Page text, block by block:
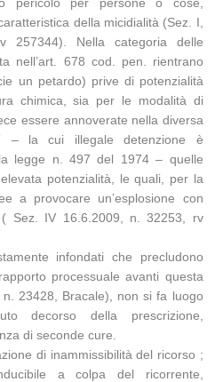
della micidialità (Sez. I,
257344). Nella categoria delle
nell’art. 678 cod. pen. rientrano
un petardo) prive di potenzialità
chimica, sia per le modalità di
essere annoverate nella diversa
– la cui illegale detenzione è
legge n. 497 del 1974 – quelle
potenzialità, le quali, per la
a provocare un’esplosione con
Sez. IV 16.6.2009, n. 32253, rv
infondati che precludono
processuale avanti questa
23428, Bracale), non si fa luogo
decorso della prescrizione,
di seconde cure.
di inammissibilità del ricorso ;
a colpa del ricorrente,